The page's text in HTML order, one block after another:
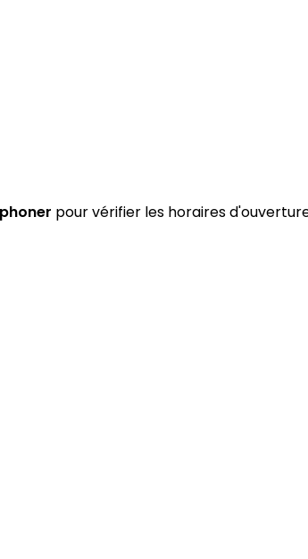
pour vérifier les horaires